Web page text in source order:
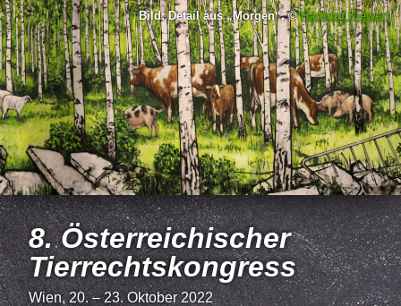
Bild: Detail aus Morgen , ©Hartmut Kiewert
8. Österreichischer
Tierrechtskongress
Wien, 20. – 23. Oktober 2022